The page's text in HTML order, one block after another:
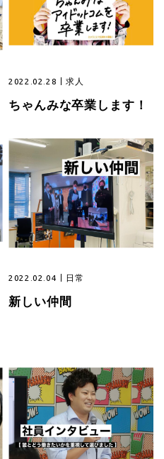
2022.02.28 求人
ちゃんみな卒業します！
2022.02.04 日常
新しい仲間